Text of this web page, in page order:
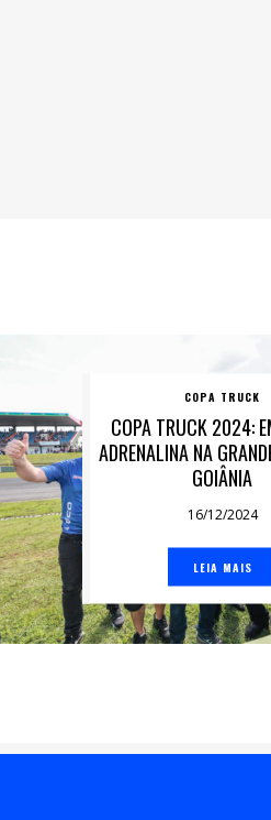
COPA TRUCK
COPA TRUCK 2024:
ADRENALINA NA
GOIÂNIA
16/12/2024
LEIA MAIS